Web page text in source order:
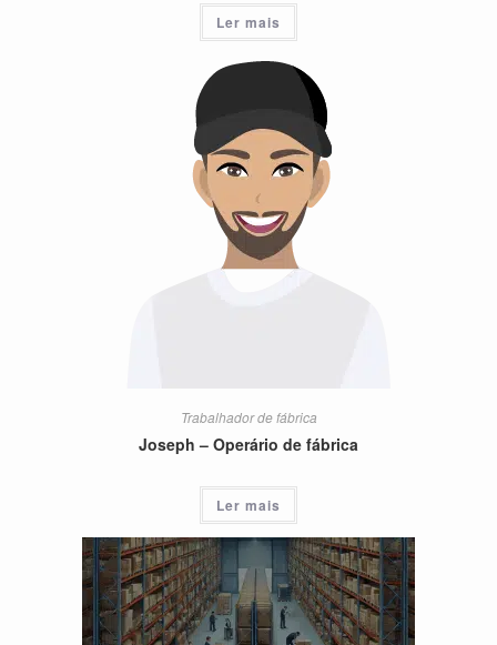
Ler mais
Trabalhador de fábrica
Joseph – Operário de fábrica
Ler mais